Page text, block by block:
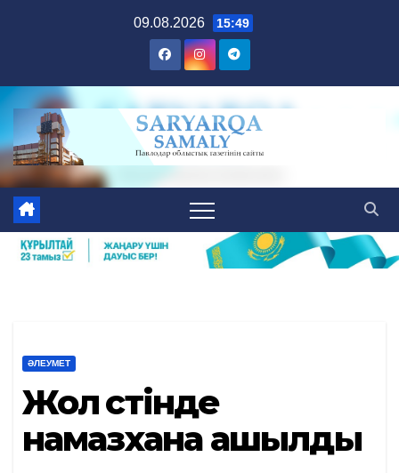
09.08.2026 15:49
ӘЛЕУМЕТ
Жол үстінде
намазхана ашылды